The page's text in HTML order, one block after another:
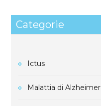
Categorie
Ictus
Malattia di Alzheimer